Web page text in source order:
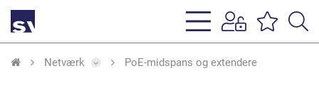
Netværk PoE-midspans og extendere